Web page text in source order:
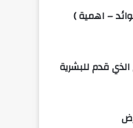
– اهمية )
الذي قدم للبشرية